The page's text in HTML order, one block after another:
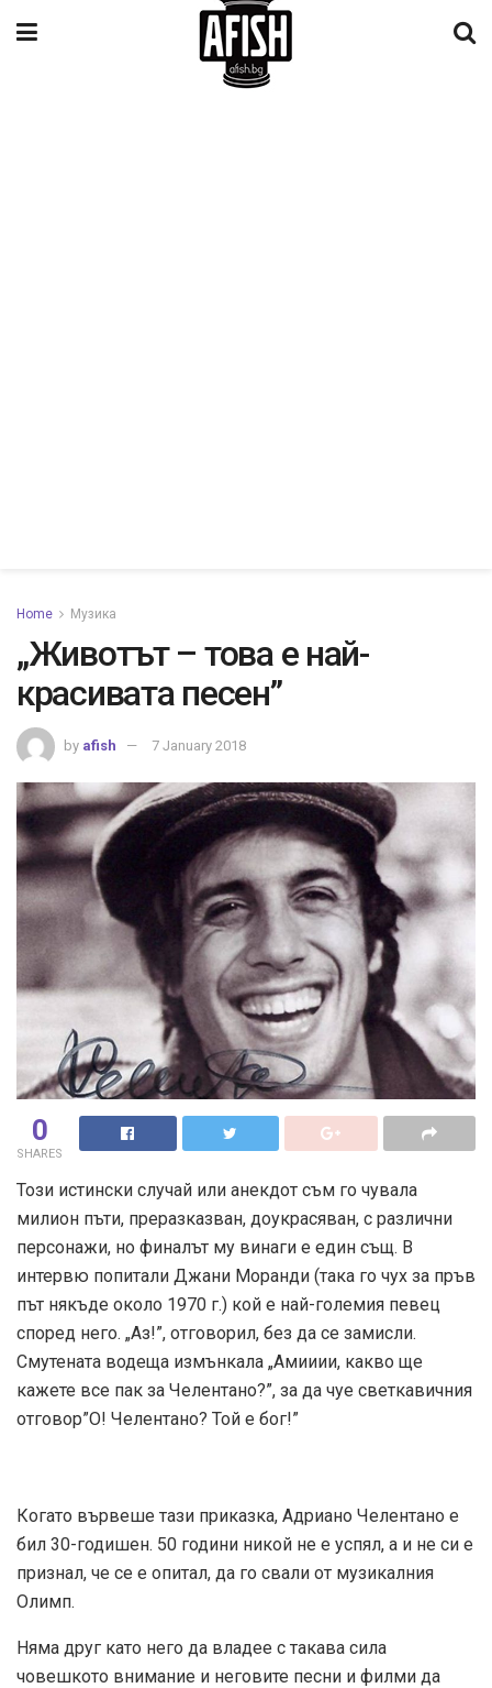
Home Музика
„Животът – това е най-
красивата песен”
by afish 7 January 2018
0
SHARES
Този истински случай или анекдот съм го чувала
милион пъти, преразказван, доукрасяван, с различни
персонажи, но финалът му винаги е един същ. В
интервю попитали Джани Моранди (така го чух за пръв
път някъде около 1970 г.) кой е най-големия певец
според него. „Аз!”, отговорил, без да се замисли.
Смутената водеща измънкала „Амииии, какво ще
кажете все пак за Челентано?”, за да чуе светкавичния
отговор”О! Челентано? Той е бог!”
Когато вървеше тази приказка, Адриано Челентано е
бил 30-годишен. 50 години никой не е успял, а и не си е
признал, че се е опитал, да го свали от музикалния
Олимп.
Няма друг като него да владее с такава сила
човешкото внимание и неговите песни и филми да